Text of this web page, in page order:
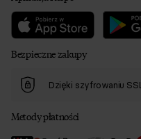
Bezpieczne zakupy
Dzięki szyfrowaniu SSL
Metody płatności